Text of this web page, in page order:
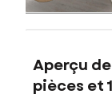
Aperçu
pièces et